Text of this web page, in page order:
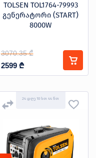
TOLSEN TOL1764-79993
გენერატორი (START)
8000W
3070.35 ₾
2599 ₾
24 დღე 10 სთ 44 წთ